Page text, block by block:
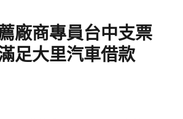
廠商專員台中支票
足大里汽車借款